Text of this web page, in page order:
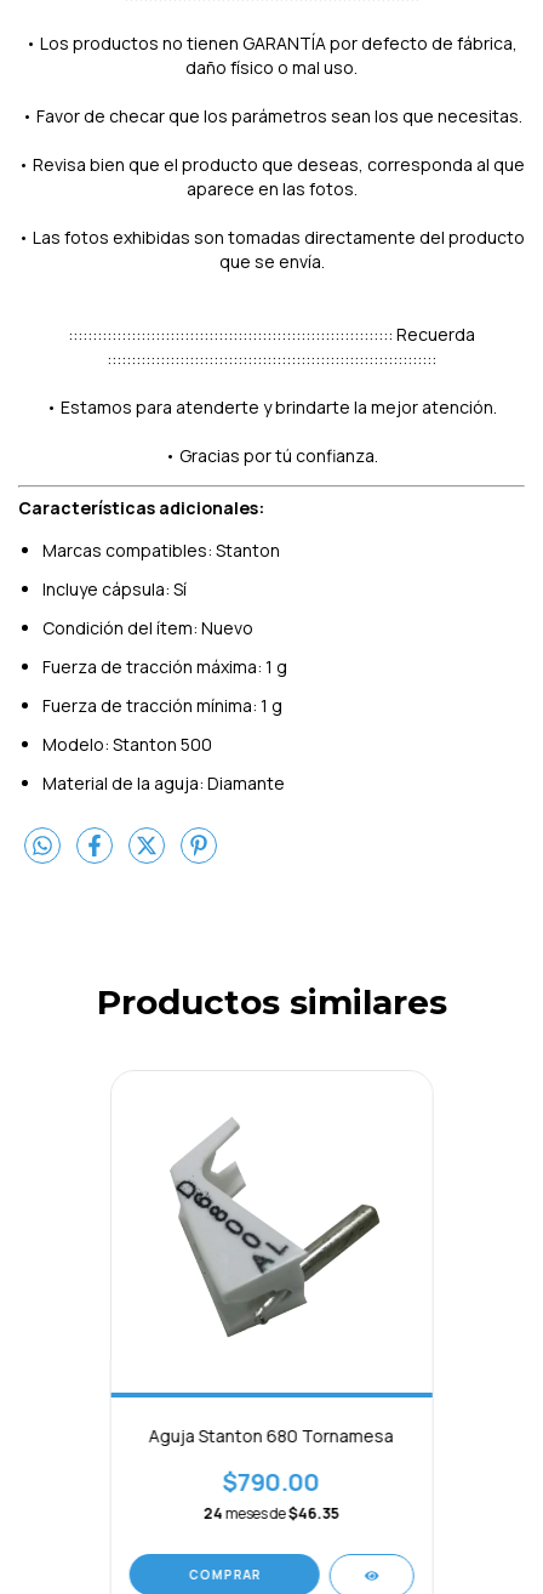
• Los productos no tienen GARANTÍA por defecto de fábrica,
daño físico o mal uso.
• Favor de checar que los parámetros sean los que necesitas.
• Revisa bien que el producto que deseas, corresponda al que
aparece en las fotos.
• Las fotos exhibidas son tomadas directamente del producto
que se envía.
::::::::::::::::::::::::::::::::::::::::::::::::::::::::::::::::::: Recuerda
::::::::::::::::::::::::::::::::::::::::::::::::::::::::::::::::::::
• Estamos para atenderte y brindarte la mejor atención.
• Gracias por tú confianza.
Características adicionales:
Marcas compatibles: Stanton
Incluye cápsula: Sí
Condición del ítem: Nuevo
Fuerza de tracción máxima: 1 g
Fuerza de tracción mínima: 1 g
Modelo: Stanton 500
Material de la aguja: Diamante
Productos similares
Aguja Stanton 680 Tornamesa
$790.00
24meses de$46.35
COMPRAR